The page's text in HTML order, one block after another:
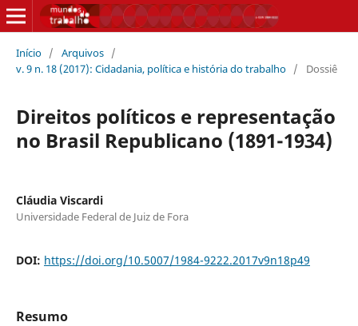
Início / Arquivos /
v. 9 n. 18 (2017): Cidadania, política e história do trabalho / Dossiê
Direitos políticos e representação
no Brasil Republicano (1891-1934)
Cláudia Viscardi
Universidade Federal de Juiz de Fora
DOI: https://doi.org/10.5007/1984-9222.2017v9n18p49
Resumo